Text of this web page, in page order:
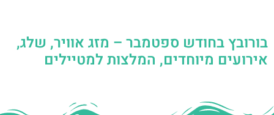
בורובץ בחודש ספטמבר – מזג אוויר, שלג,
אירועים מיוחדים, המלצות למטיילים